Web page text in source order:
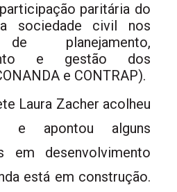
paritária do
sociedade civil nos
planejamento,
e gestão dos
e CONTRAP).
Laura Zacher acolheu
e apontou alguns
em desenvolvimento
está em construção.